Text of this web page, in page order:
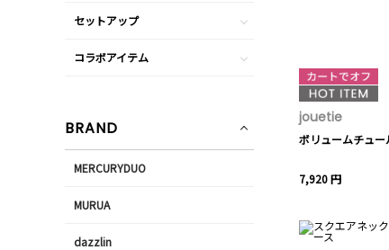
jouetie
ボリュームチュ
7,920 円
セットアップ
コラボアイテム
BRAND
MERCURYDUO
MURUA
dazzlin